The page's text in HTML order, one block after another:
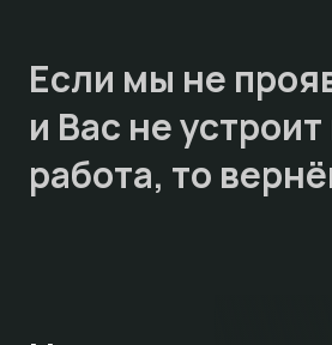
Если мы не
и Вас не
работа, то